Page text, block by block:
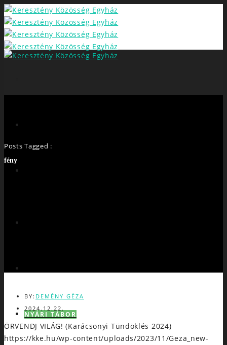
NYÁRI TÁBOR
Posts Tagged :
fény
BY: DEMÉNY GÉZA
2024.12.22.
ÖRVENDJ VILÁG! (Karácsonyi Tündöklés 2024)
https://kke.hu/wp-content/uploads/2023/11/Geza_new-